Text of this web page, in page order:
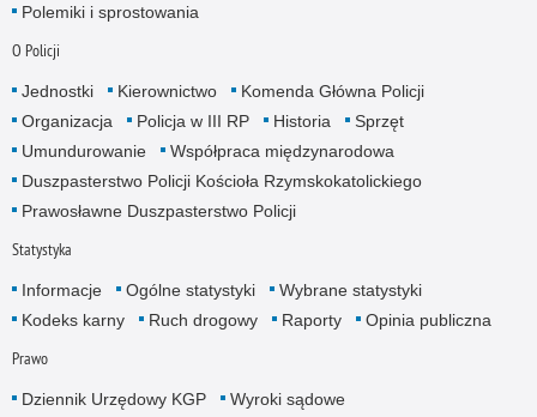
Polemiki i sprostowania
O Policji
Jednostki Kierownictwo
Komenda Główna Policji
Organizacja
Policja w III RP Historia
Sprzęt
Umundurowanie
Współpraca międzynarodowa
Duszpasterstwo Policji Kościoła Rzymskokatolickiego
Prawosławne Duszpasterstwo Policji
Statystyka
Informacje Ogólne statystyki
Wybrane statystyki
Kodeks karny
Ruch drogowy Raporty Opinia publiczna
Prawo
Dziennik Urzędowy KGP Wyroki sądowe